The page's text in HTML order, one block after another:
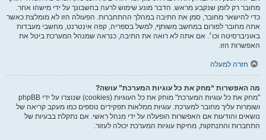
מחובר רק לזמן שנקבע מראש. הדבר מונע שימוש לרעה בחשבונך על ידי מישהו אחר.
כדי להישאר מחובר, סמן את התיבה במהלך ההתחברות. הפעולה הזו לא מומלצת כאשר
אתה מחובר לפורום במחשב משותף, למשל בספריה, קפה אינטרנט, מחשבי מעבדות
באוניברסיטה וכו׳. אם אתה לא רואה את התיבה, כנראה שמנהל המערכת ביטל את
האפשרות הזו.
חזרה למעלה
מה האפשרות “מחק את כל עוגיות המערכת” עושה?
"מחק את כל עוגיות המערכת" מוחק את כל העוגיות (cookies) שנוצרו על ידי phpBB
ושומרות עליך מחובר למערכת. עוגיות ממלאות תפקידים נוספים כמו מעקב קריאה של
נושאים והודעות אם האפשרות הופעלה על ידי מנהל ראשי. אם נתקלת בבעיות של
התחברות והתנתקות, מחיקת עוגיות המערכת יכולה לעזור.